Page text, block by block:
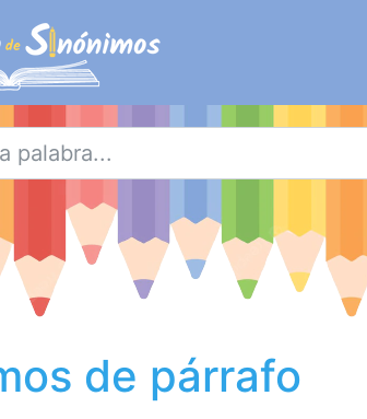
de párrafo